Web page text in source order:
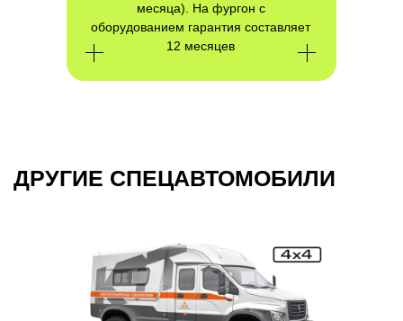
месяца). На фургон с
оборудованием гарантия составляет
12 месяцев
КОМПЛЕКСНЫЕ
ТРАНСПОРТНЫЕ
ТЕХНОЛОГИИ